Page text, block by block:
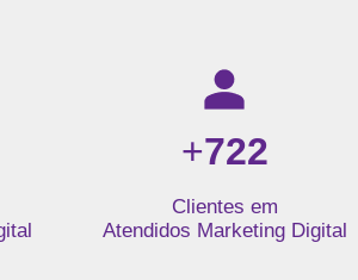
agência de marketing digital: mais
+722
Clientes em
Atendidos Marketing Digital